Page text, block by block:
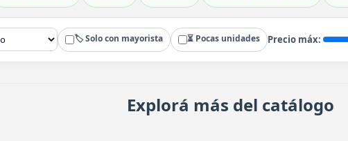
🏷️ Solo con mayorista ⏳ Pocas unidades Precio máx:
Explorá más del catálogo